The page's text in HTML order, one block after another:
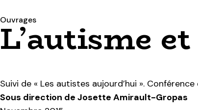
Ouvrages
L’autisme
Suivi de « Les autistes aujourd’hui ». Conférence
Sous direction de Josette Amirault-Gropas